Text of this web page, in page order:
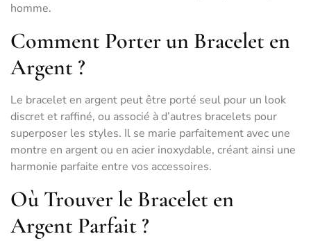
homme.
Comment Porter un Bracelet en
Argent ?
Le bracelet en argent peut être porté seul pour un look
discret et raffiné, ou associé à d’autres bracelets pour
superposer les styles. Il se marie parfaitement avec une
montre en argent ou en acier inoxydable, créant ainsi une
harmonie parfaite entre vos accessoires.
Où Trouver le Bracelet en
Argent Parfait ?